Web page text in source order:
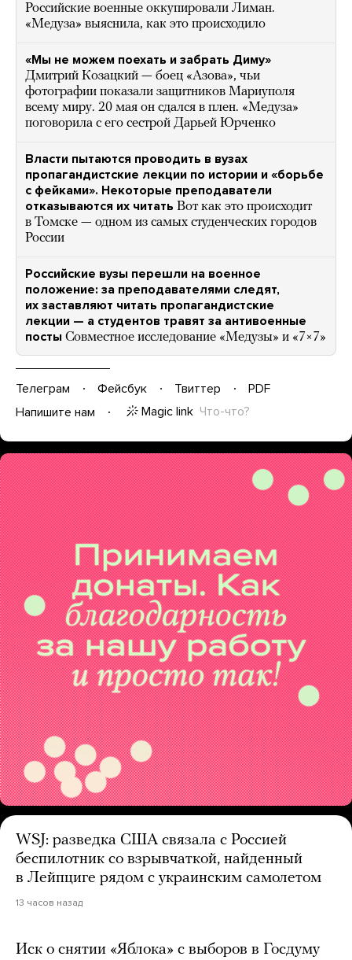
Российские военные оккупировали Лиман.
«Медуза» выяснила, как это происходило
«Мы не можем поехать и забрать Диму»
Дмитрий Козацкий — боец «Азова», чьи
фотографии показали защитников Мариуполя
всему миру. 20 мая он сдался в плен. «Медуза»
поговорила с его сестрой Дарьей Юрченко
Власти пытаются проводить в вузах
пропагандистские лекции по истории и «борьбе
с фейками». Некоторые преподаватели
отказываются их читать Вот как это происходит
в Томске — одном из самых студенческих городов
России
Российские вузы перешли на военное
положение: за преподавателями следят,
их заставляют читать пропагандистские
лекции — а студентов травят за антивоенные
посты Совместное исследование «Медузы» и «7×7»
Телеграм Фейсбук Твиттер
PDF
Напишите нам
Magic link Что-что?
WSJ: разведка США связала с Россией
беспилотник со взрывчаткой, найденный
в Лейпциге рядом с украинским самолетом
13 часов назад
Иск о снятии «Яблока» с выборов в Госдуму